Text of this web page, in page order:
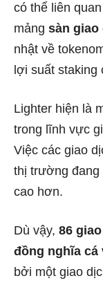
có thể liên
mảng sàn giao
nhật về
lợi suất staking
Lighter hiện là
trong lĩnh vực
Việc các giao
thị trường đang
cao hơn.
Dù vậy, 86
đồng nghĩa cá
bởi một giao